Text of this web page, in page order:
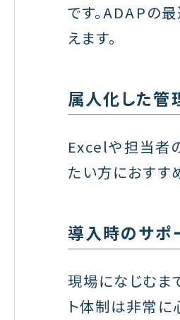
です。ADAPの
えます。
属人化した管
Excelや担当者
たい方におすす
導入時のサポ
現場になじむま
ト体制は非常に